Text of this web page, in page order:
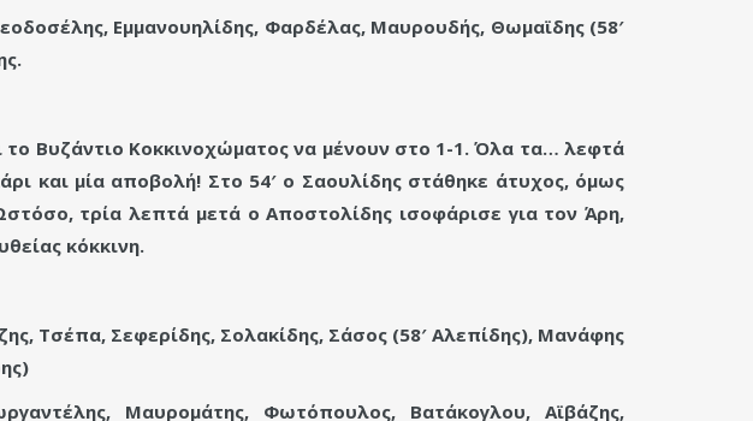
Εμμανουηλίδης, Φαρδέλας, Μαυρουδής, Θωμαϊδης (58′
Βυζάντιο Κοκκινοχώματος να μένουν στο 1-1. Όλα τα… λεφτά
και μία αποβολή! Στο 54′ ο Σαουλίδης στάθηκε άτυχος, όμως
τρία λεπτά μετά ο Αποστολίδης ισοφάρισε για τον Άρη,
κόκκινη.
Τσέπα, Σεφερίδης, Σολακίδης, Σάσος (58′ Αλεπίδης), Μανάφης
Μαυρομάτης, Φωτόπουλος, Βατάκογλου, Αϊβάζης,